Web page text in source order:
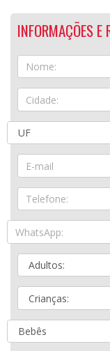
INFORMAÇÕES E